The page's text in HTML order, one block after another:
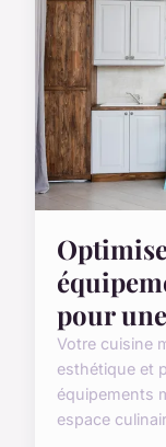
pour
Votre cuisine
esthétique et
équipements
espace